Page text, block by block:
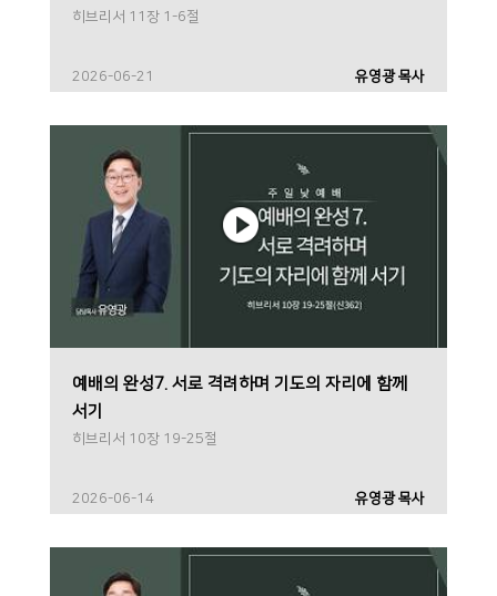
히브리서 11장 1-6절
2026-06-21 유영광 목사
예배의 완성7. 서로 격려하며 기도의 자리에 함께
서기
히브리서 10장 19-25절
2026-06-14 유영광 목사